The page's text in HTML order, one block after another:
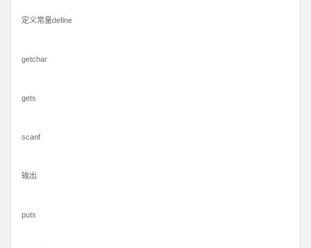
定义常量define
getchar
gets
scanf
输出
puts